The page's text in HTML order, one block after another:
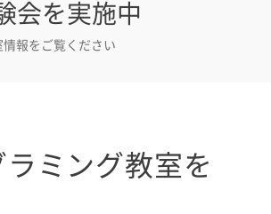
会を実施中
報をご覧ください
ミング教室を